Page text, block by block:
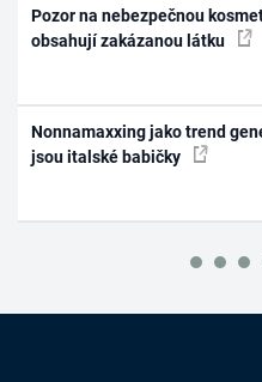
Pozor na nebezpečnou
obsahují zakázanou látku
Nonnamaxxing jako trend
jsou italské babičky